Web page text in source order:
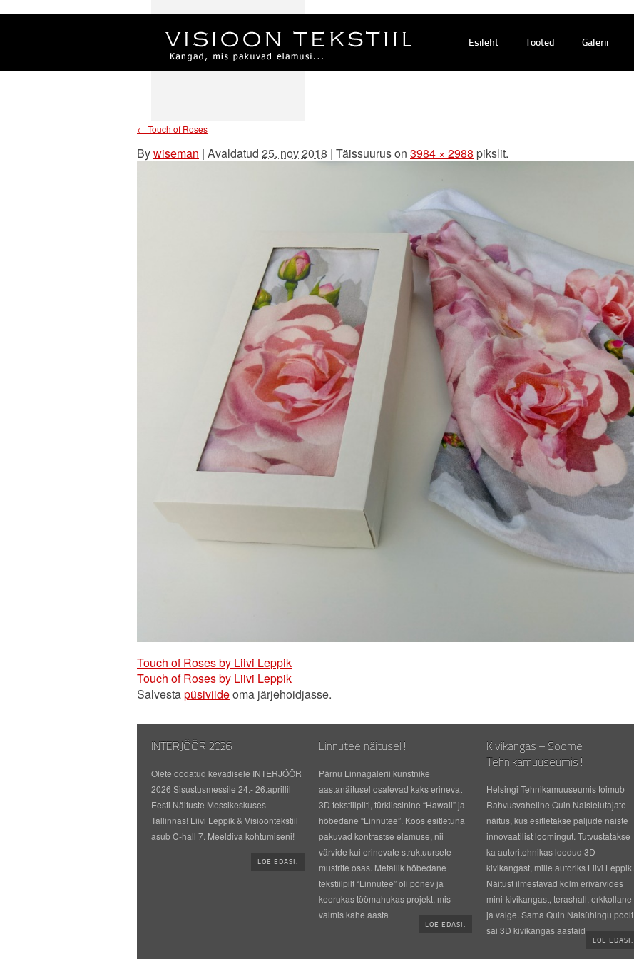
Esileht Tooted Galerii
← Touch of Roses
Bywiseman | Avaldatud 25. nov 2018 | Täissuurus on 3984 × 2988 pikslit.
Touch of Roses by Liivi Leppik
Touch of Roses by Liivi Leppik
Salvestapüsiviideoma järjehoidjasse.
INTERJÖÖR 2026
Olete oodatud kevadisele INTERJÖÖR
2026 Sisustusmessile 24.- 26.aprillil
Eesti Näituste Messikeskuses
Tallinnas! Liivi Leppik & Visioontekstiil
asub C-hall 7. Meeldiva kohtumiseni!
LOE EDASI.
Linnutee näitusel!
Pärnu Linnagalerii kunstnike
aastanäitusel osalevad kaks erinevat
3D tekstiilpilti, türkiissinine “Hawaii” ja
hõbedane “Linnutee”. Koos esitletuna
pakuvad kontrastse elamuse, nii
värvide kui erinevate struktuursete
mustrite osas. Metallik hõbedane
tekstiilpilt “Linnutee” oli põnev ja
keerukas töömahukas projekt, mis
valmis kahe aasta
LOE EDASI.
Kivikangas – Soome
Tehnikamuuseumis!
Helsingi Tehnikamuuseumis toimub
Rahvusvaheline Quin Naisleiutajate
näitus, kus esitletakse paljude naiste
innovaatilist loomingut. Tutvustatakse
ka autoritehnikas loodud 3D
kivikangast, mille autoriks Liivi Leppik.
Näitust ilmestavad kolm erivärvides
mini-kivikangast, terashall, erkkollane
ja valge. Sama Quin Naisühingu poolt
sai 3D kivikangas aastaid
LOE EDASI.